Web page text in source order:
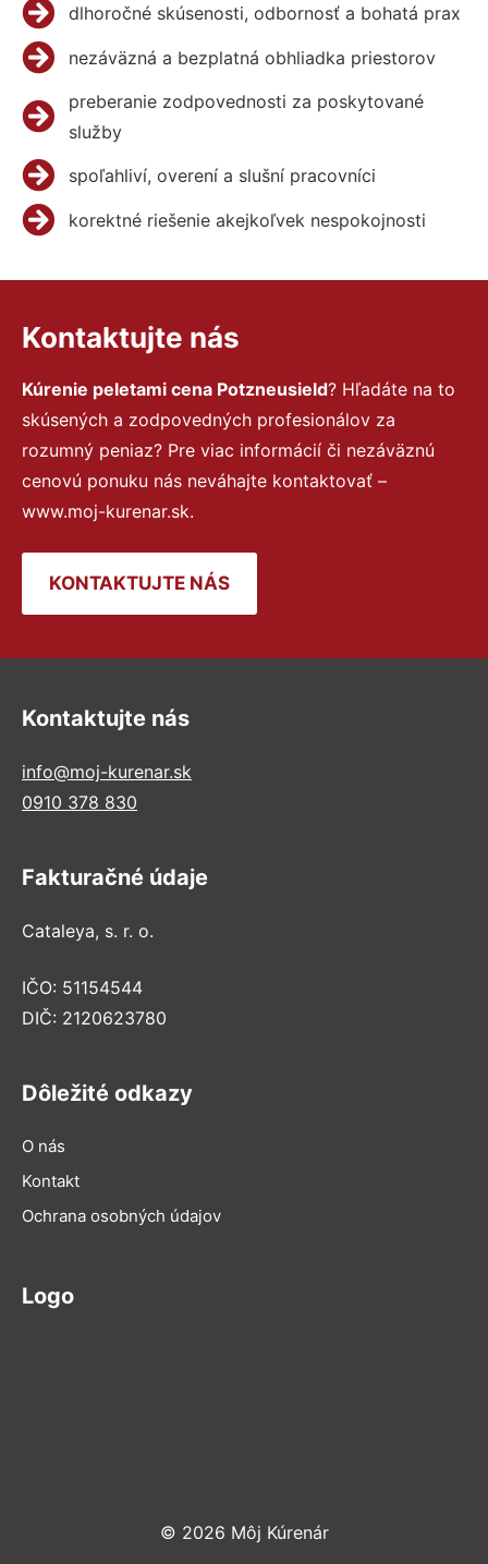
dlhoročné skúsenosti, odbornosť a bohatá prax
nezáväzná a bezplatná obhliadka priestorov
preberanie zodpovednosti za poskytované
služby
spoľahliví, overení a slušní pracovníci
korektné riešenie akejkoľvek nespokojnosti
Kontaktujte nás
Kúrenie peletami cena Potzneusield? Hľadáte na to
skúsených a zodpovedných profesionálov za
rozumný peniaz? Pre viac informácií či nezáväznú
cenovú ponuku nás neváhajte kontaktovať –
www.moj-kurenar.sk.
KONTAKTUJTE NÁS
Kontaktujte nás
info@moj-kurenar.sk
0910 378 830
Fakturačné údaje
Cataleya, s. r. o.
IČO: 51154544
DIČ: 2120623780
Dôležité odkazy
O nás
Kontakt
Ochrana osobných údajov
Logo
© 2026 Môj Kúrenár